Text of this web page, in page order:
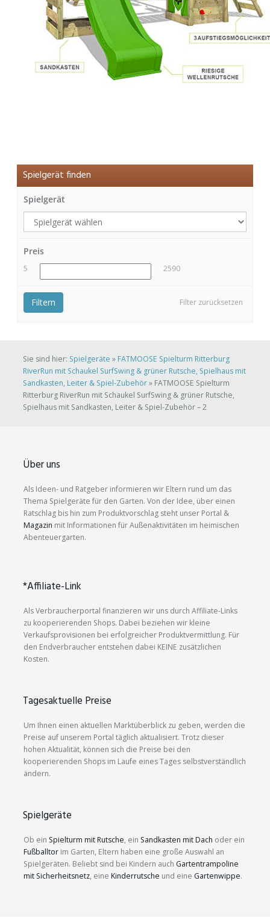
Spielgerät finden
Spielgerät
Preis
5 2590
Filter zurücksetzen
Filtern
Sie sind hier: Spielgeräte » FATMOOSE Spielturm Ritterburg
RiverRun mit Schaukel SurfSwing & grüner Rutsche, Spielhaus mit
Sandkasten, Leiter & Spiel-Zubehör» FATMOOSE Spielturm
Ritterburg RiverRun mit Schaukel SurfSwing & grüner Rutsche,
Spielhaus mit Sandkasten, Leiter & Spiel-Zubehör – 2
Über uns
Als Ideen- und Ratgeber informieren wir Eltern rund um das
Thema Spielgeräte für den Garten. Von der Idee, über einen
Ratschlag bis hin zum Produktvorschlag steht unser Portal &
Magazin mit Informationen für Außenaktivitäten im heimischen
Abenteuergarten.
*Affiliate-Link
Als Verbraucherportal finanzieren wir uns durch Affiliate-Links
zu kooperierenden Shops. Dabei beziehen wir kleine
Verkaufsprovisionen bei erfolgreicher Produktvermittlung. Für
den Endverbraucher entstehen dabei KEINE zusätzlichen
Kosten.
Tagesaktuelle Preise
Um Ihnen einen aktuellen Marktüberblick zu geben, werden die
Preise auf unserem Portal täglich aktualisiert. Trotz dieser
hohen Aktualität, können sich die Preise bei den
kooperierenden Shops im Laufe eines Tages selbstverständlich
ändern.
Spielgeräte
Ob ein Spielturm mit Rutsche, ein Sandkasten mit Dach oder ein
Fußballtor im Garten, Eltern haben eine große Auswahl an
Spielgeräten. Beliebt sind bei Kindern auch Gartentrampoline
mit Sicherheitsnetz, eine Kinderrutsche und eine Gartenwippe.